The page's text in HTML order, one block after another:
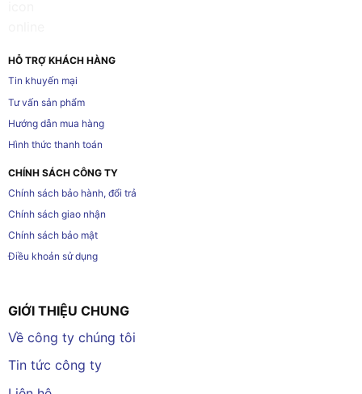
HỖ TRỢ KHÁCH HÀNG
Tin khuyến mại
Tư vấn sản phẩm
Hướng dẫn mua hàng
Hình thức thanh toán
CHÍNH SÁCH CÔNG TY
Chính sách bảo hành, đổi trả
Chính sách giao nhận
Chính sách bảo mật
Điều khoản sử dụng
GIỚI THIỆU CHUNG
Về công ty chúng tôi
Tin tức công ty